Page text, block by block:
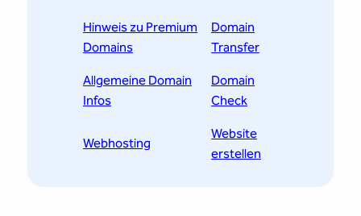
Hinweis zu Premium
Domains
Domain
Transfer
Allgemeine Domain
Infos
Domain
Check
Webhosting
Website
erstellen